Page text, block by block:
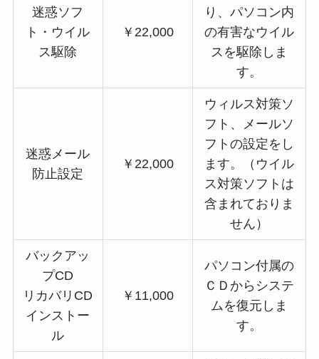
迷惑ソフ
ト・ウイル
ス駆除
￥22,000
り、パソコン内
の有害なウイル
スを駆除しま
す。
迷惑メール
防止設定
￥22,000
ウィルス対策ソ
フト、メールソ
フトの設定をし
ます。（ウイル
ス対策ソフトは
含まれておりま
せん）
バックアッ
プCD
リカバリCD
インストー
ル
￥11,000
パソコン付属の
ＣＤからシステ
ムを復元しま
す。